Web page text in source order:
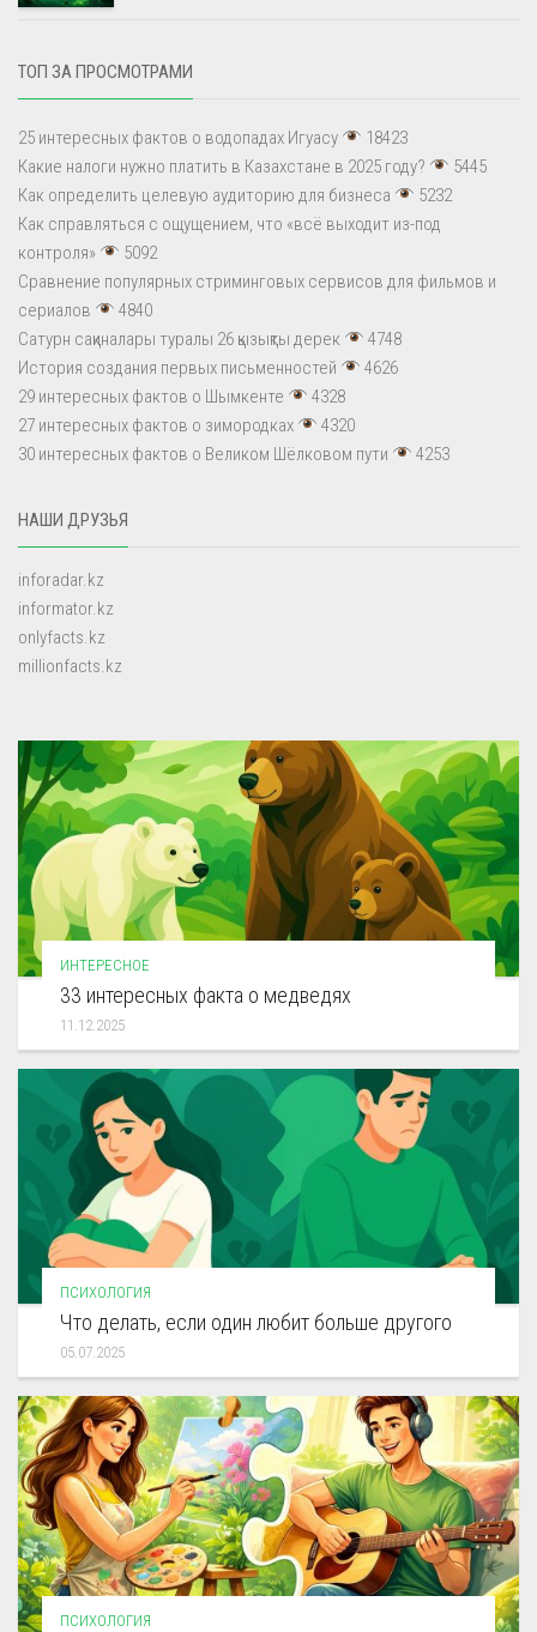
ТОП ЗА ПРОСМОТРАМИ
25 интересных фактов о водопадах Игуасу
18423
Какие налоги нужно платить в Казахстане в 2025 году?
5445
Как определить целевую аудиторию для бизнеса
5232
Как справляться с ощущением, что «всё выходит из-под
контроля»
5092
Сравнение популярных стриминговых сервисов для фильмов и
сериалов
4840
Сатурн сақиналары туралы 26 қызықты дерек
4748
История создания первых письменностей
4626
29 интересных фактов о Шымкенте
4328
27 интересных фактов о зимородках
4320
30 интересных фактов о Великом Шёлковом пути
4253
НАШИ ДРУЗЬЯ
inforadar.kz
informator.kz
onlyfacts.kz
millionfacts.kz
ИНТЕРЕСНОЕ
33 интересных факта о медведях
11.12.2025
ПСИХОЛОГИЯ
Что делать, если один любит больше другого
05.07.2025
ПСИХОЛОГИЯ